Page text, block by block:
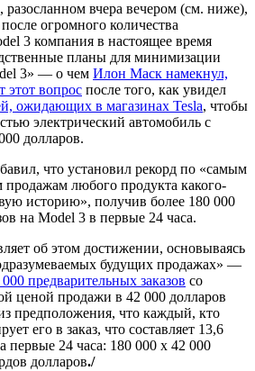
вчера вечером (см. ниже),
огромного количества
3 компания в настоящее время
планы для минимизации
3» — о чем Илон Маск намекнул,
этот вопрос после того, как увидел
ожидающих в магазинах Tesla, чтобы
электрический автомобиль с
долларов.
что установил рекорд по «самым
любого продукта какого-
историю», получив более 180 000
на Model 3 в первые 24 часа.
об этом достижении, основываясь
будущих продажах» —
предварительных заказов со
ценой продажи в 42 000 долларов
предположения, что каждый, кто
его в заказ, что составляет 13,6
первые 24 часа: 180 000 x 42 000
долларов./